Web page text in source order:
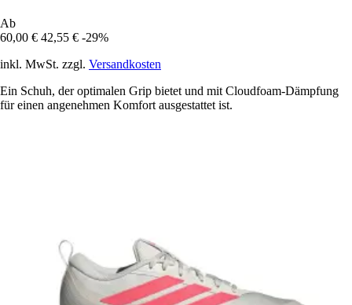
Ab
60,00 € 42,55 € -29%
inkl. MwSt. zzgl. Versandkosten
Ein Schuh, der optimalen Grip bietet und mit Cloudfoam-Dämpfung
für einen angenehmen Komfort ausgestattet ist.